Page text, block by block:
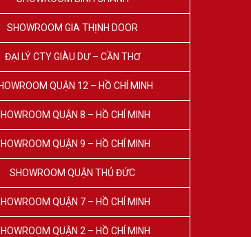
SHOWROOM GIA THỊNH DOOR
ĐẠI LÝ CTY GIÀU DƯ – CẦN THƠ
QUẬN 12 – HỒ CHÍ MINH
QUẬN 8 – HỒ CHÍ MINH
QUẬN 9 – HỒ CHÍ MINH
SHOWROOM QUẬN THỦ ĐỨC
QUẬN 7 – HỒ CHÍ MINH
QUẬN 2 – HỒ CHÍ MINH